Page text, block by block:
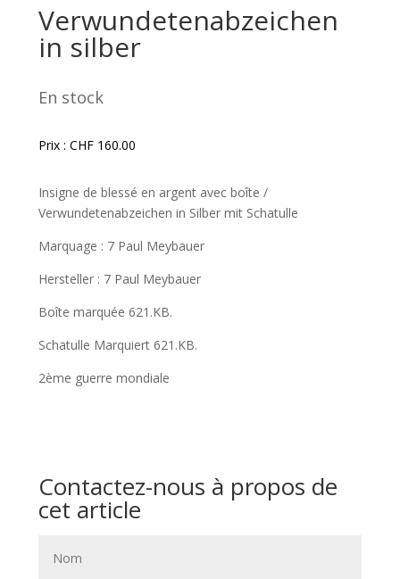
Verwundetenabzeichen
in silber
En stock
Prix : CHF160.00
Insigne de blessé en argent avec boîte /
Verwundetenabzeichen in Silber mit Schatulle
Marquage : 7 Paul Meybauer
Hersteller : 7 Paul Meybauer
Boîte marquée 621.KB.
Schatulle Marquiert 621.KB.
2ème guerre mondiale
Contactez-nous à propos de
cet article